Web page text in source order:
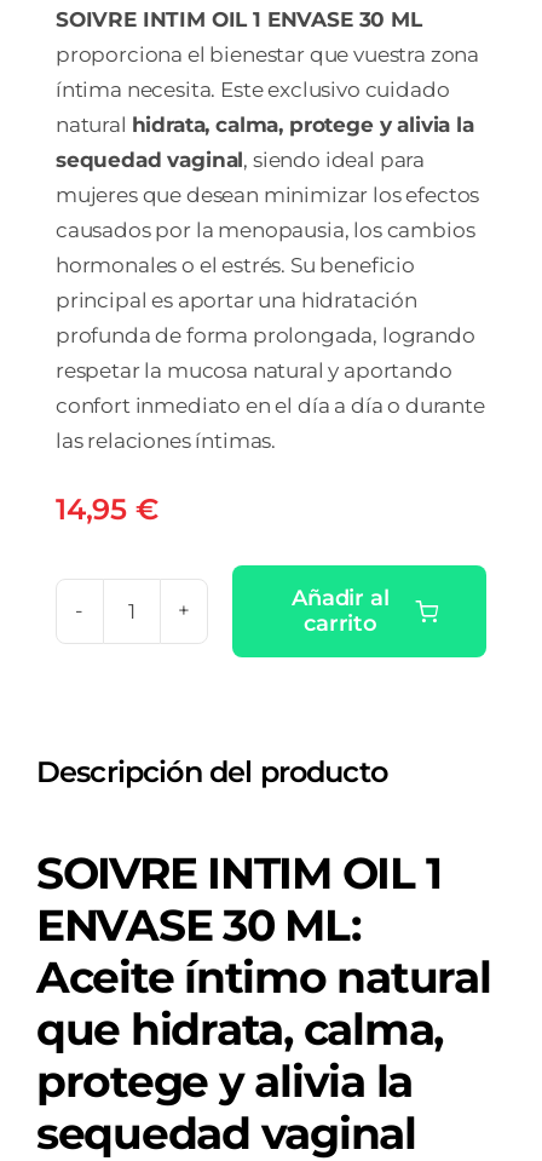
SOIVRE INTIM OIL 1 ENVASE 30 ML
proporciona el bienestar que vuestra zona
íntima necesita. Este exclusivo cuidado
natural hidrata, calma, protege y alivia la
sequedad vaginal, siendo ideal para
mujeres que desean minimizar los efectos
causados por la menopausia, los cambios
hormonales o el estrés. Su beneficio
principal es aportar una hidratación
profunda de forma prolongada, logrando
respetar la mucosa natural y aportando
confort inmediato en el día a día o durante
las relaciones íntimas.
14,95 €
SOIVRE
ENVASE
cantidad
Añadir al
carrito
Descripción del producto
SOIVRE INTIM OIL 1
ENVASE 30 ML:
Aceite íntimo natural
que hidrata, calma,
protege y alivia la
sequedad vaginal